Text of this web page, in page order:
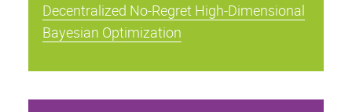
Decentralized No-Regret High-Dimensional
Bayesian Optimization